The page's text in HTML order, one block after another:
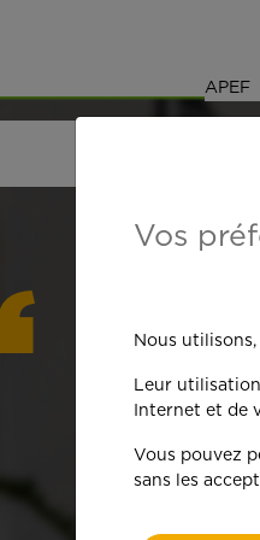
APEF
On
Vos
Nous
Leur
Internet et de
Vous pouvez
sans les